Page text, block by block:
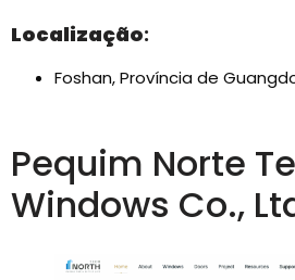
Localização:
Foshan, Província de
Pequim Norte
Windows Co.,